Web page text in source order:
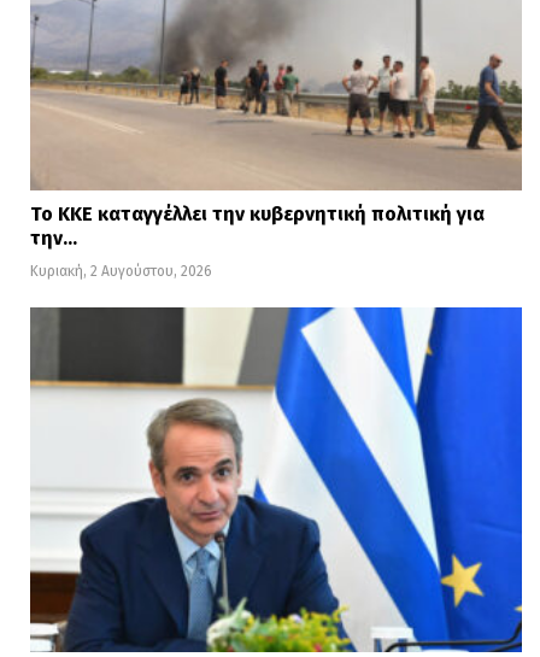
Το ΚΚΕ καταγγέλλει την κυβερνητική πολιτική για
την…
Κυριακή, 2 Αυγούστου, 2026